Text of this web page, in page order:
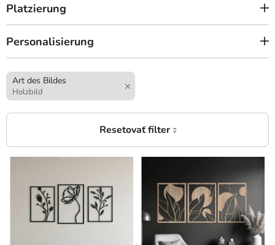
Platzierung
Personalisierung
Art des Bildes
Holzbild
L